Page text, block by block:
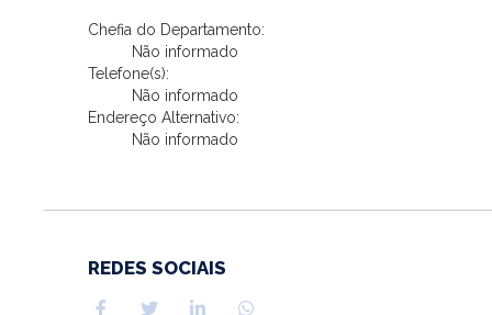
Chefia do Departamento:
Não informado
Telefone(s):
Não informado
Endereço Alternativo:
Não informado
REDES SOCIAIS